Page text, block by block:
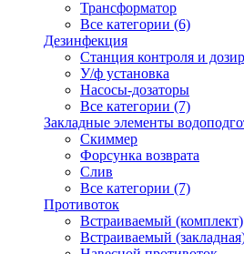
Трансформатор
Все категории (6)
Дезинфекция
Станция контроля и
У/ф установка
Насосы-дозаторы
Все категории (7)
Закладные элементы
Скиммер
Форсунка возврата
Слив
Все категории (7)
Противоток
Встраиваемый (комплект)
Встраиваемый